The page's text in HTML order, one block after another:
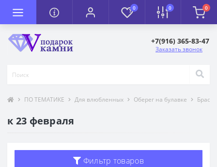
0 0 0
+7(916) 365-83-47
Заказать звонок
ПО ТЕМАТИКЕ Для влюбленных Оберег на булавке
к 23 февраля
Фильтр товаров